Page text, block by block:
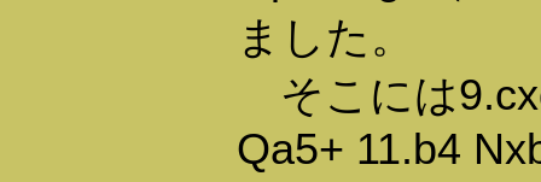
ました。
そこには
Qa5+ 11.b4